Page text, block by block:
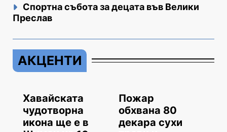
Спортна събота за децата във Велики
Преслав
АКЦЕНТИ
Хавайската
чудотворна
икона ще е в
Пожар
обхвана 80
декара сухи